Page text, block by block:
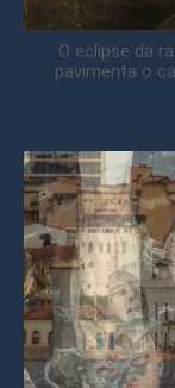
O eclipse da
pavimenta o